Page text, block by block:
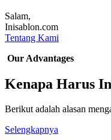
Salam,
Inisablon.com
Tentang Kami
Our Advantages
Kenapa Harus
Berikut adalah alasan
Selengkapnya